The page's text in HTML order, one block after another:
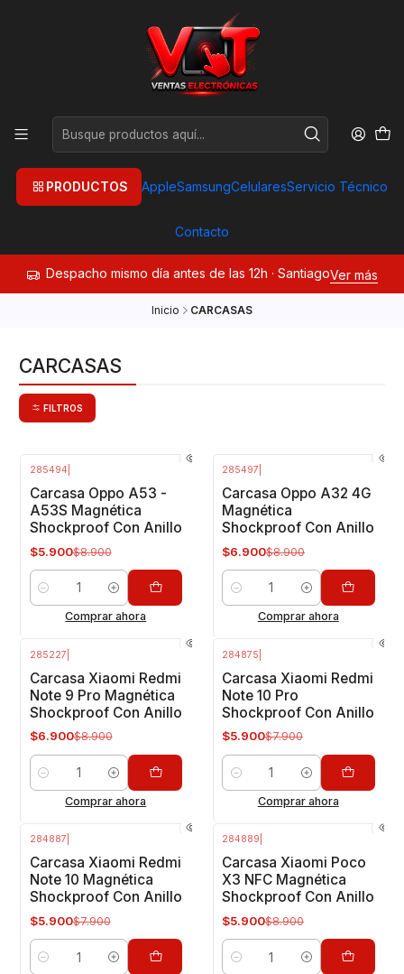
PRODUCTOS AppleSamsungCelularesServicio Técnico
Contacto
Despacho mismo día antes de las 12h · SantiagoVer más
Inicio CARCASAS
CARCASAS
FILTROS
285494
Carcasa Oppo A53 -
A53S Magnética
Shockproof Con Anillo
$5.900$8.900
Cantidad
Comprar ahora
285497
Carcasa Oppo A32 4G
Magnética
Shockproof Con Anillo
$6.900$8.900
Cantidad
Comprar ahora
285227
Carcasa Xiaomi Redmi
Note 9 Pro Magnética
Shockproof Con Anillo
$6.900$8.900
Cantidad
Comprar ahora
284875
Carcasa Xiaomi Redmi
Note 10 Pro
Shockproof Con Anillo
$5.900$7.900
Cantidad
Comprar ahora
284887
Carcasa Xiaomi Redmi
Note 10 Magnética
Shockproof Con Anillo
$5.900$7.900
Cantidad
284889
Carcasa Xiaomi Poco
X3 NFC Magnética
Shockproof Con Anillo
$5.900$8.900
Cantidad